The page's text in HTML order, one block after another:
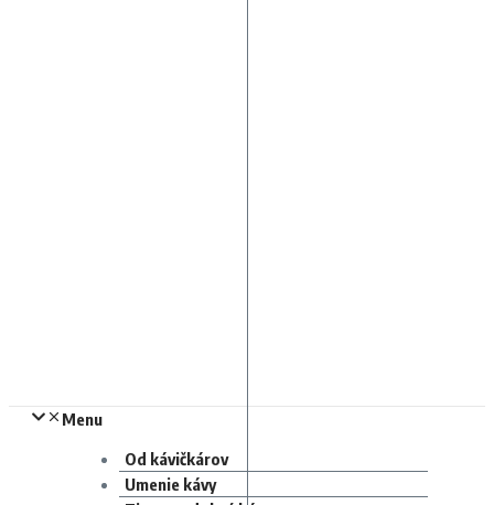
Menu
Od kávičkárov
Umenie kávy